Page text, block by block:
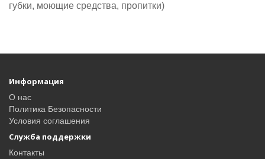
губки, моющие средства, пропитки)
Информация
О нас
Политика Безопасности
Условия соглашения
Служба поддержки
Контакты